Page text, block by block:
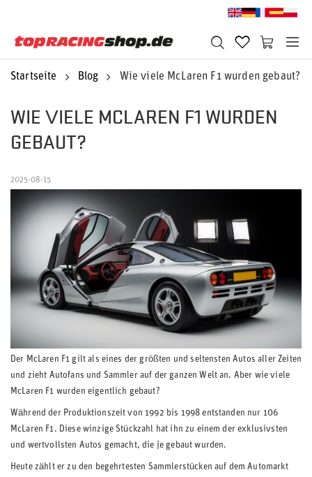
Startseite Blog Wie viele McLaren F1 wurden gebaut?
WIE VIELE MCLAREN F1 WURDEN
GEBAUT?
2025-08-15
Der McLaren F1 gilt als eines der größten und seltensten Autos aller Zeiten
und zieht Autofans und Sammler auf der ganzen Welt an. Aber wie viele
McLaren F1 wurden eigentlich gebaut?
Während der Produktionszeit von 1992 bis 1998 entstanden nur 106
McLaren F1. Diese winzige Stückzahl hat ihn zu einem der exklusivsten
und wertvollsten Autos gemacht, die je gebaut wurden.
Heute zählt er zu den begehrtesten Sammlerstücken auf dem Automarkt